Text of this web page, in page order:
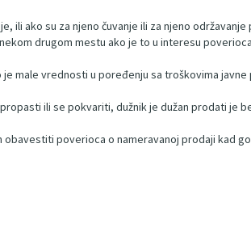
ili ako su za njeno čuvanje ili za njeno
drugom mestu ako je to u interesu
je male vrednosti u poređenju sa troškovima
ili se pokvariti, dužnik je dužan prodati je
obavestiti poverioca o nameravanoj prodaji kad